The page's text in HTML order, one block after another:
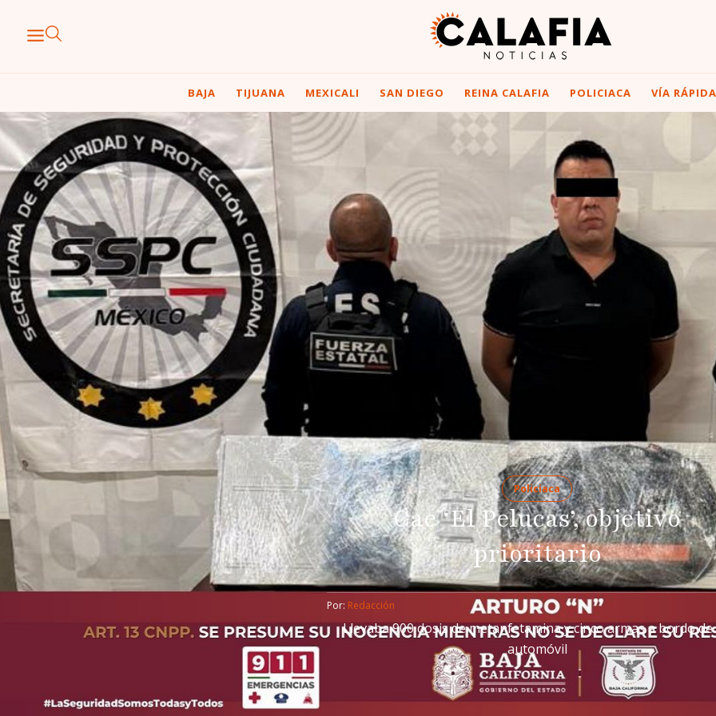
BAJA TIJUANA MEXICALI SAN DIEGO REINA CALAFIA POLICIACA VÍA RÁPIDA
Policiaca
Cae ‘El Pelucas’, objetivo
prioritario
Por: Redacción
Llevaba 900 dosis de metanfetamina y cinco armas a bordo
automóvil